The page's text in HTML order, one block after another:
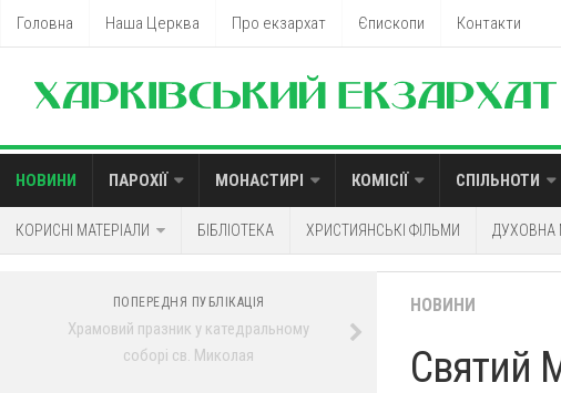
Головна Наша Церква Про екзархат Єпископи Контакти
НОВИНИ ПАРОХІЇ МОНАСТИРІ КОМІСІЇ СПІЛЬНОТИ
КОРИСНІ МАТЕРІАЛИ БІБЛІОТЕКА ХРИСТИЯНСЬКІ ФІЛЬМИ ДУХОВНА
НОВИНИ
Святий
ПОПЕРЕДНЯ ПУБЛІКАЦІЯ
Храмовий празник у катедральному
соборі св. Миколая